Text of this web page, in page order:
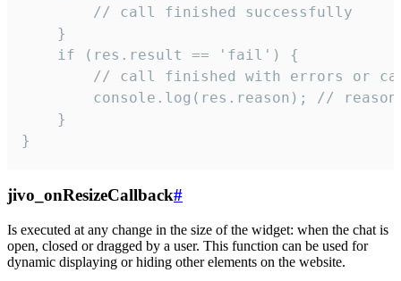
        // call finished successfully
    }
    if (res.result == 'fail') {
// call finished with errors or
console.log(res.reason); //
    }
}
jivo_onResizeCallback#
Is executed at any change in the size of the widget: when the chat is
open, closed or dragged by a user. This function can be used for
dynamic displaying or hiding other elements on the website.